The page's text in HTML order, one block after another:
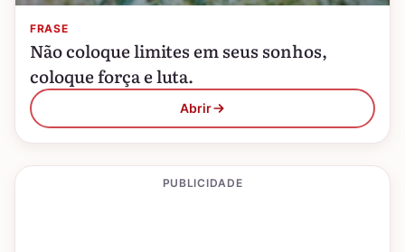
FRASE
Não coloque limites em seus sonhos,
coloque força e luta.
Abrir
PUBLICIDADE